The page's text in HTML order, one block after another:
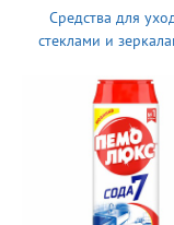
Средства для
стеклами и